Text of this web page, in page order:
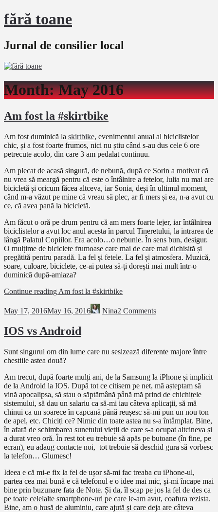
fără toane
Jurnal de consilier local
Month:May 2016
Am fost la #skirtbike
Am fost duminică la skirtbike, evenimentul anual al biciclistelor
chic, și a fost foarte frumos, nici nu știu când s-au dus cele 6 ore
petrecute acolo, din care 3 am pedalat continuu.
Am plecat de acasă singură, de nebună, după ce Sorin a motivat că
nu vrea să meargă pentru că este o întâlnire a fetelor, Iulia nu mai are
bicicletă și oricum făcea altceva, iar Sonia, deși în ultimul moment,
când m-a văzut pe mine că vreau să plec, ar fi mers și ea, n-a avut cu
ce, că avea pană la bicicletă.
Am făcut o oră pe drum pentru că am mers foarte lejer, iar întâlnirea
biciclistelor a avut loc anul acesta în parcul Tineretului, la intrarea de
lângă Palatul Copiilor. Era acolo…o nebunie. În sens bun, desigur.
O mulțime de biciclete frumoase care mai de care mai dichisită și
pregătită pentru paradă. La fel și fetele. La fel și atmosfera. Muzică,
soare, culoare, biciclete, ce-ai putea să-ți dorești mai mult într-o
duminică după-amiaza?
Continue reading Am fost la #skirtbike
May 17, 2016May 16, 2016 Nina2 Comments
IOS vs Android
Sunt singurul om din lume care nu sesizează diferente majore între
chestiile astea două?
Am trecut, după foarte mulți ani, de la Samsung la iPhone și implicit
de la Android la IOS. După tot ce citisem pe net, mă așteptam să
vină apocalipsa, să stau o săptămână până mă prind de chichițele
sistemului, să dau un salariu ca să-mi iau câteva aplicații, să mă
chinui ca un soarece în capcană până reușesc să-mi pun un nou ton
de apel, etc. Chiciți ce? Nimic din toate astea nu s-a întâmplat. Bine,
în afară de schimbarea sunetului vieții de care s-a ocupat altcineva și
a durat vreo oră. În rest tot eu trebuie să apăs pe butoane (în fine, pe
ecran), eu adaug contacte noi, tot trebuie să deschid gura să vorbesc
la telefon… Glumesc!
Ideea e că mi-e fix la fel de ușor să-mi fac treaba cu iPhone-ul,
partea cea mai bună e că telefonul e o idee mai mic, și-mi încape mai
bine prin buzunare fata de Note. Și da, îl scap pe jos la fel de des ca
pe toate celelalte smartphone-uri pe care le-am avut, coafura rezista.
Bine, am o husă de aluminiu, care ajută și care deja are câteva